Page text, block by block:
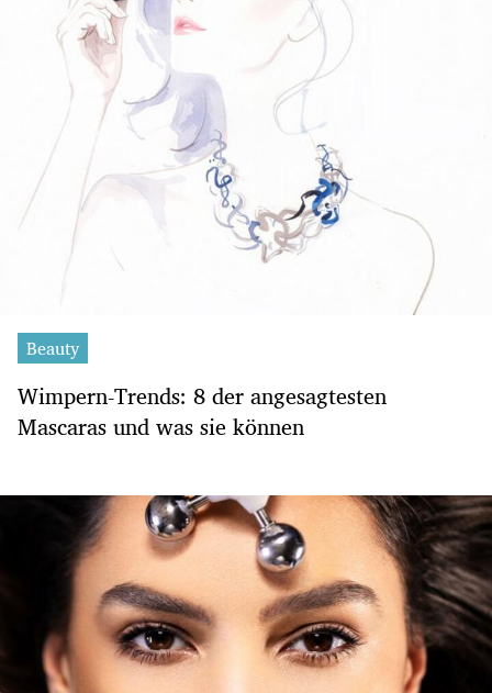
Beauty
Wimpern-Trends: 8 der angesagtesten
Mascaras und was sie können